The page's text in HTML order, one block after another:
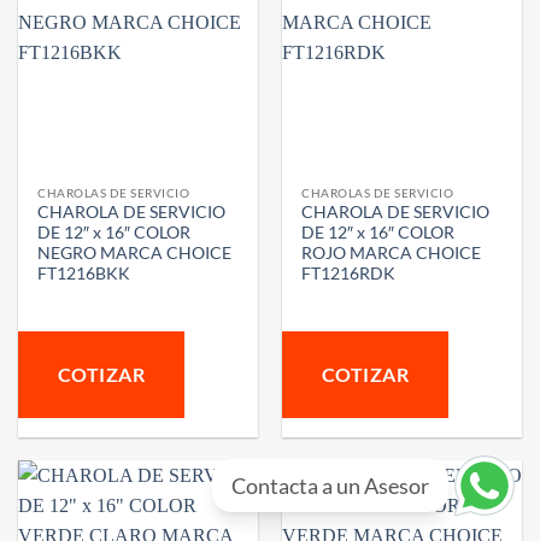
CHAROLAS DE SERVICIO
CHAROLA DE SERVICIO
DE 12″ x 16″ COLOR
NEGRO MARCA CHOICE
FT1216BKK
COTIZAR
CHAROLAS DE SERVICIO
CHAROLA DE SERVICIO
DE 12″ x 16″ COLOR
ROJO MARCA CHOICE
FT1216RDK
COTIZAR
Contacta a un Asesor